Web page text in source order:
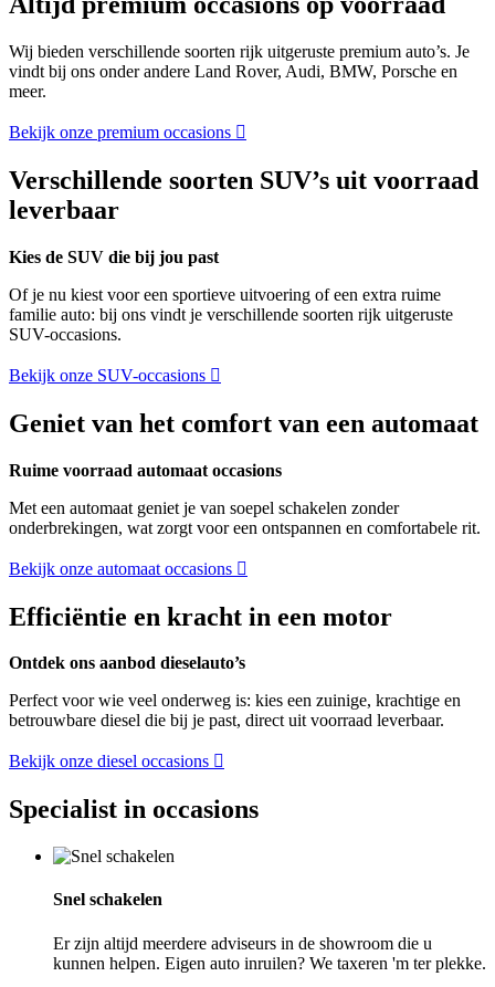
Wij bieden verschillende soorten rijk uitgeruste premium auto’s. Je
vindt bij ons onder andere Land Rover, Audi, BMW, Porsche en
meer.
Bekijk onze premium occasions
Verschillende soorten SUV’s uit voorraad
leverbaar
Kies de SUV die bij jou past
Of je nu kiest voor een sportieve uitvoering of een extra ruime
familie auto: bij ons vindt je verschillende soorten rijk uitgeruste
SUV-occasions.
Bekijk onze SUV-occasions
Geniet van het comfort van een automaat
Ruime voorraad automaat occasions
Met een automaat geniet je van soepel schakelen zonder
onderbrekingen, wat zorgt voor een ontspannen en comfortabele rit.
Bekijk onze automaat occasions
Efficiëntie en kracht in een motor
Ontdek ons aanbod dieselauto’s
Perfect voor wie veel onderweg is: kies een zuinige, krachtige en
betrouwbare diesel die bij je past, direct uit voorraad leverbaar.
Bekijk onze diesel occasions
Specialist in occasions
Snel schakelen
Er zijn altijd meerdere adviseurs in de showroom die u
kunnen helpen. Eigen auto inruilen? We taxeren 'm ter plekke.